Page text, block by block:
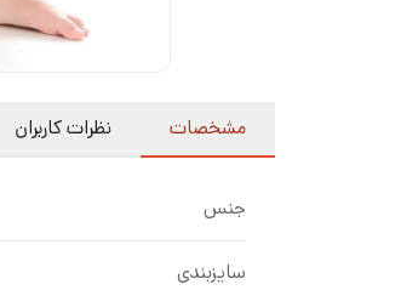
مشخصات نظرات کاربران
جنس
سایزبندی